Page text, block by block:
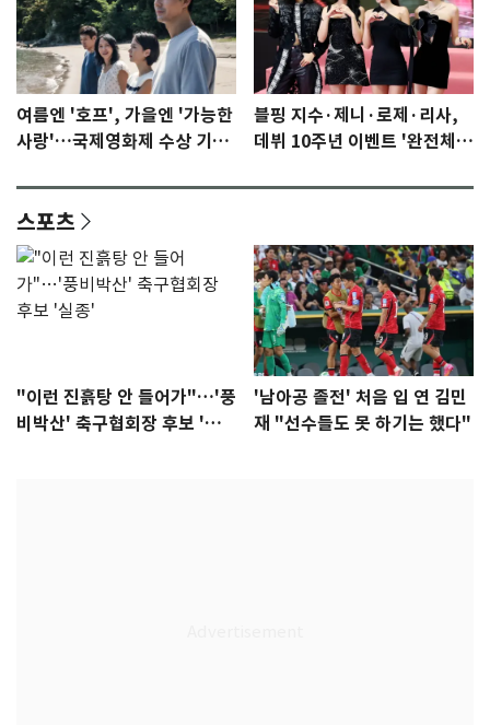
여름엔 '호프', 가을엔 '가능한
사랑'…국제영화제 수상 기대
블핑 지수·제니·로제·리사,
데뷔 10주년 이벤트 '완전체'
스포츠
"이런 진흙탕 안 들어가"…'풍
비박산' 축구협회장 후보 '실
'남아공 졸전' 처음 입 연 김민
재 "선수들도 못 하기는 했다"